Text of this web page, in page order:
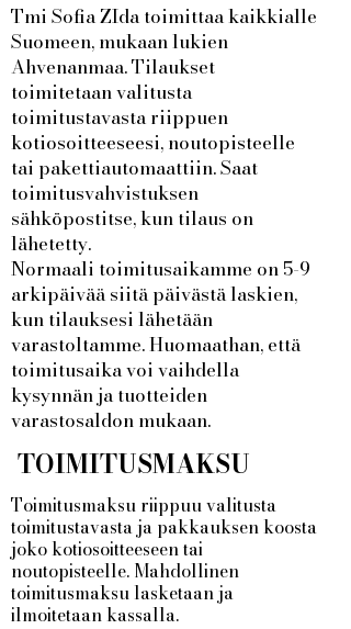
Tmi Sofia ZIda toimittaa kaikkialle
Suomeen, mukaan lukien
Ahvenanmaa. Tilaukset
toimitetaan valitusta
toimitustavasta riippuen
kotiosoitteeseesi, noutopisteelle
tai pakettiautomaattiin. Saat
toimitusvahvistuksen
sähköpostitse, kun tilaus on
lähetetty.
Normaali toimitusaikamme on 5-9
arkipäivää siitä päivästä laskien,
kun tilauksesi lähetään
varastoltamme. Huomaathan, että
toimitusaika voi vaihdella
kysynnän ja tuotteiden
varastosaldon mukaan.
TOIMITUSMAKSU
Toimitusmaksu riippuu valitusta
toimitustavasta ja pakkauksen koosta
joko kotiosoitteeseen tai
noutopisteelle. Mahdollinen
toimitusmaksu lasketaan ja
ilmoitetaan kassalla.